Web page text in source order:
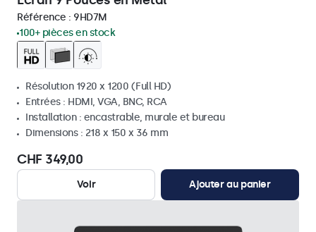
Référence : 9HD7M
100+ pièces en stock
Résolution 1920 x 1200 (Full HD)
Entrées : HDMI, VGA, BNC, RCA
Installation : encastrable, murale et bureau
Dimensions : 218 x 150 x 36 mm
CHF 349,00
Voir Ajouter au panier